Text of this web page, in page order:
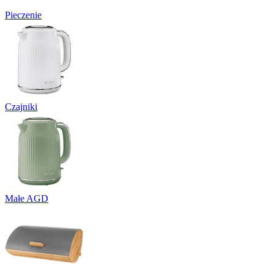
Pieczenie
Czajniki
Małe AGD